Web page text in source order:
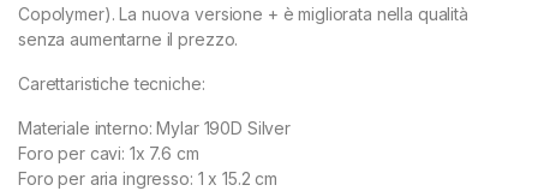
Copolymer). La nuova versione + è migliorata nella qualità
senza aumentarne il prezzo.
Carettaristiche tecniche:
Materiale interno: Mylar 190D Silver
Foro per cavi: 1x 7.6 cm
Foro per aria ingresso: 1 x 15.2 cm